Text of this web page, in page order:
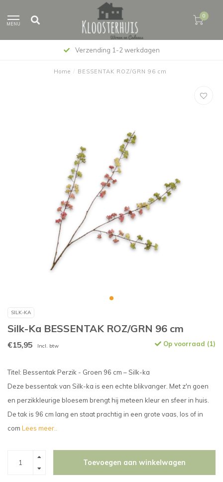
MENU
0
Verzending 1-2 werkdagen
Home / BESSENTAK ROZ/GRN 96 cm
SILK-KA
Silk-Ka BESSENTAK ROZ/GRN 96 cm
€15,95 Incl. btw Op voorraad (1)
Titel: Bessentak Perzik - Groen 96 cm – Silk-ka
Deze bessentak van Silk-ka is een echte blikvanger. Met z'n goen
en perzikkleurige bloesem brengt hij meteen kleur en sfeer in huis.
De tak is 96 cm lang en staat prachtig in een grote vaas, los of in
com Lees meer..
Toevoegen aan winkelwagen